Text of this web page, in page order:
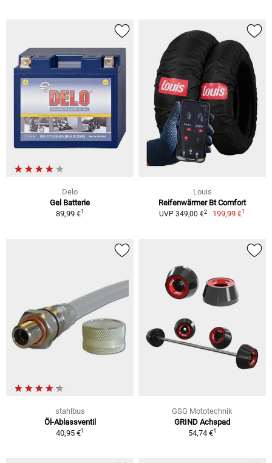
Delo
Gel Batterie
89,99 €1
Louis
Reifenwärmer Bt Comfort
UVP 349,00 €2 199,99 €1
stahlbus
Öl-Ablassventil
40,95 €1
GSG Mototechnik
GRIND Achspad
54,74 €1